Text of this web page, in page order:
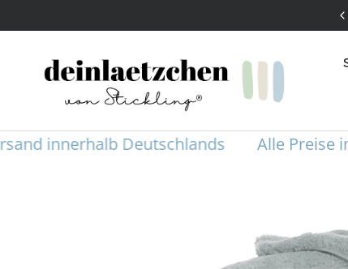
innerhalb Deutschlands Alle Preise